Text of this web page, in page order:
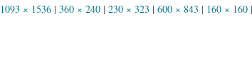
1093 × 1536 | 360 × 240 | 230 × 323 | 600 × 843 | 160 × 160 |